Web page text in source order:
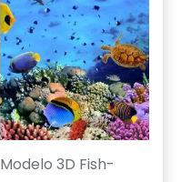
Modelo 3D Fish-